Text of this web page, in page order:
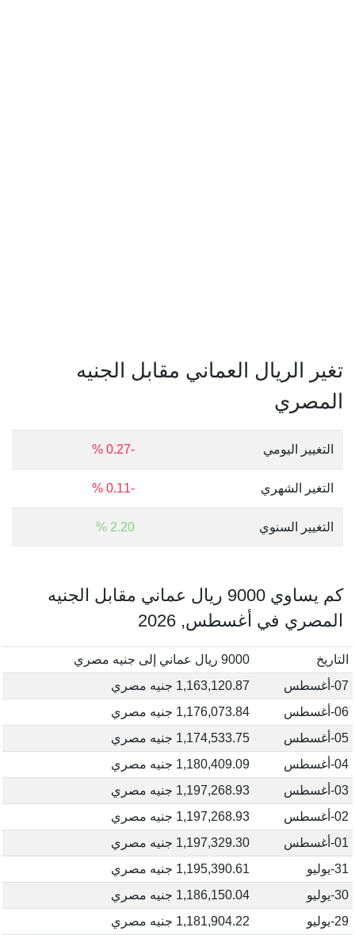
تغير الريال العماني مقابل الجنيه
المصري
التغيير اليومي -0.27 %
التغير الشهري -0.11 %
التغيير السنوي 2.20 %
كم يساوي 9000 ريال عماني مقابل الجنيه
المصري في أغسطس, 2026
التاريخ
9000 ريال عماني إلى جنيه مصري
07-أغسطس
1,163,120.87 جنيه مصري
06-أغسطس
1,176,073.84 جنيه مصري
05-أغسطس
1,174,533.75 جنيه مصري
04-أغسطس
1,180,409.09 جنيه مصري
03-أغسطس
1,197,268.93 جنيه مصري
02-أغسطس
1,197,268.93 جنيه مصري
01-أغسطس
1,197,329.30 جنيه مصري
31-يوليو
1,195,390.61 جنيه مصري
30-يوليو
1,186,150.04 جنيه مصري
29-يوليو
1,181,904.22 جنيه مصري